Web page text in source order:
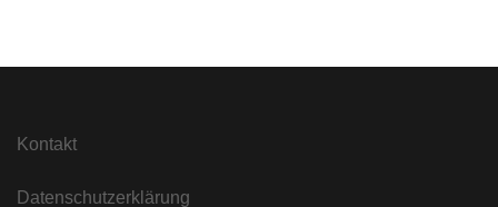
Kontakt
Datenschutzerklärung